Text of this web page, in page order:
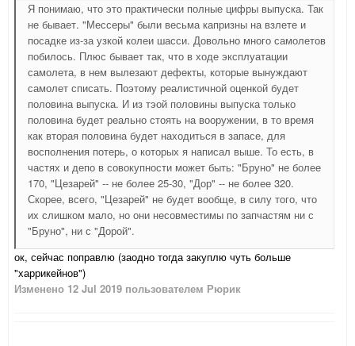
Я понимаю, что это практически полные цифры выпуска. Так
не бывает. "Мессеры" были весьма капризны на взлете и
посадке из-за узкой колеи шасси. Довольно много самолетов
побилось. Плюс бывает так, что в ходе эксплуатации
самолета, в нем вылезают дефекты, которые вынуждают
самолет списать. Поэтому реалистичной оценкой будет
половина выпуска. И из тэой половины выпуска только
половина будет реально стоять на вооружении, в то время
как вторая половина будет находиться в запасе, для
восполнения потерь, о которых я написал выше. То есть, в
частях и депо в совокупности может быть: "Бруно" не более
170, "Цезарей" -- не более 25-30, "Дор" -- не более 320.
Скорее, всего, "Цезарей" не будет вообще, в силу того, что
их слишком мало, но они несовместимы по запчастям ни с
"Бруно", ни с "Дорой".
ок, сейчас поправлю (заодно тогда закуплю чуть больше
"харрикейнов")
Изменено 12 Jul 2019 пользователем Рюрик